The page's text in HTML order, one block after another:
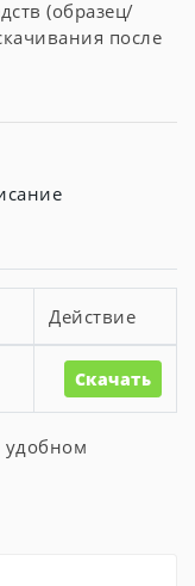
(образец/
после
Действие
Скачать
удобном